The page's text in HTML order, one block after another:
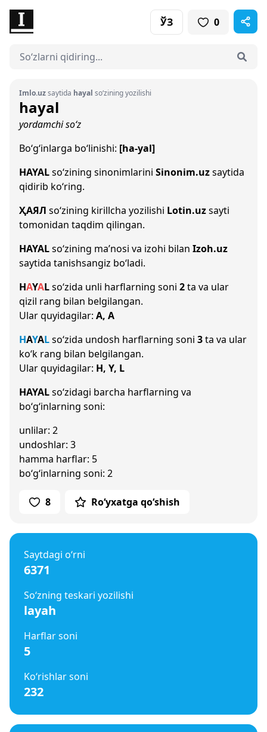
ЎЗ 0
Imlo.uzsaytida hayal so‘zining yozilishi
hayal
yordamchi so‘z
Bo‘g‘inlarga bo‘linishi: [ha-yal]
HAYALso‘zining sinonimlarini Sinonim.uzsaytida
qidirib ko‘ring.
ҲАЯЛ so‘zining kirillcha yozilishi Lotin.uzsayti
tomonidan taqdim qilingan.
HAYALso‘zining ma’nosi va izohi bilan Izoh.uz
saytida tanishsangiz bo‘ladi.
HAYALso‘zida unli harflarning soni 2ta va ular
qizil rang bilan belgilangan.
Ular quyidagilar: A, A
HAYALso‘zida undosh harflarning soni 3ta va ular
ko‘k rang bilan belgilangan.
Ular quyidagilar: H, Y, L
HAYALso‘zidagi barcha harflarning va
bo‘g‘inlarning soni:
unlilar: 2
undoshlar: 3
hamma harflar: 5
bo‘g‘inlarning soni: 2
8 Ro‘yxatga qo‘shish
Saytdagi o‘rni
6371
So‘zning teskari yozilishi
layah
Harflar soni
5
Ko‘rishlar soni
232